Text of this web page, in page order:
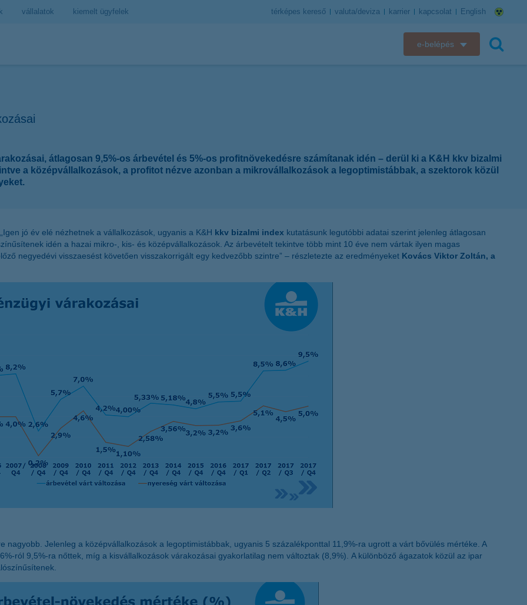
vállalatok kiemelt ügyfelek térképes kereső valuta/deviza karrier kapcsolat English
e-belépés
K&H web Electra
K&H e-kártyafelület
átlagosan 9,5%-os árbevétel és 5%-os profitnövekedésre számítanak idén – derül ki a K&H kkv bizalmi
a középvállalkozások, a profitot nézve azonban a mikrovállalkozások a legoptimistábbak, a szektorok közül
jó év elé nézhetnek a vállalkozások, ugyanis a K&H kkv bizalmi index kutatásunk legutóbbi adatai szerint jelenleg átlagosan
idén a hazai mikro-, kis- és középvállalkozások. Az árbevételt tekintve több mint 10 éve nem vártak ilyen magas
negyedévi visszaesést követően visszakorrigált egy kedvezőbb szintre” – részletezte az eredményeket Kovács Viktor Zoltán, a
Jelenleg a középvállalkozások a legoptimistábbak, ugyanis 5 százalékponttal 11,9%-ra ugrott a várt bővülés mértéke. A
ról 9,5%-ra nőttek, míg a kisvállalkozások várakozásai gyakorlatilag nem változtak (8,9%). A különböző ágazatok közül az ipar